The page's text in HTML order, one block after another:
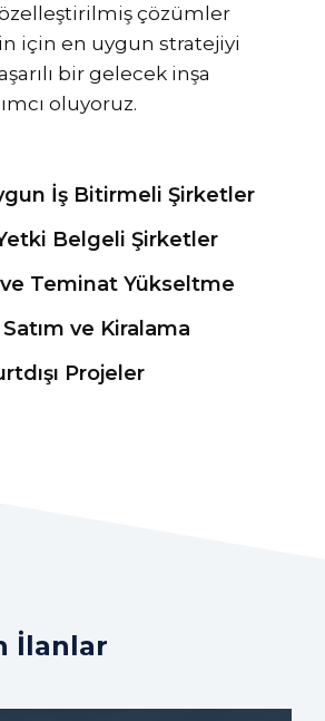
özelleştirilmiş çözümler
için en uygun stratejiyi
bir gelecek inşa
oluyoruz.
İş Bitirmeli Şirketler
Belgeli Şirketler
Teminat Yükseltme
ve Kiralama
Projeler
İlanlar